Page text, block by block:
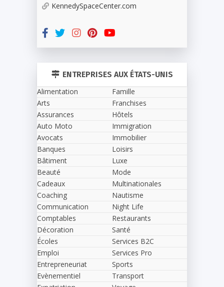
KennedySpaceCenter.com
ENTREPRISES AUX ÉTATS-UNIS
Alimentation
Arts
Assurances
Auto Moto
Avocats
Banques
Bâtiment
Beauté
Cadeaux
Coaching
Communication
Comptables
Décoration
Écoles
Emploi
Entrepreneuriat
Evènementiel
Famille
Franchises
Hôtels
Immigration
Immobilier
Loisirs
Luxe
Mode
Multinationales
Nautisme
Night Life
Restaurants
Santé
Services B2C
Services Pro
Sports
Transport